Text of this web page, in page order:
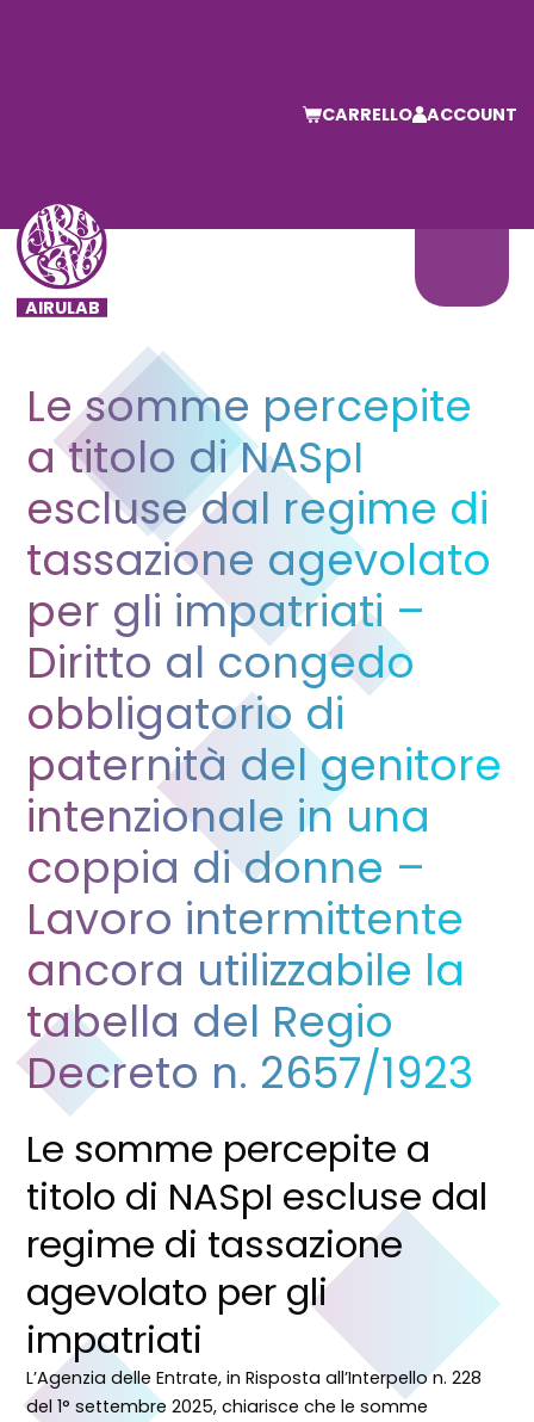
CARRELLO ACCOUNT
Le somme percepite
a titolo di NASpI
escluse dal regime di
tassazione agevolato
per gli impatriati –
Diritto al congedo
obbligatorio di
paternità del genitore
intenzionale in una
coppia di donne –
Lavoro intermittente
ancora utilizzabile la
tabella del Regio
Decreto n. 2657/1923
Le somme percepite a
titolo di NASpI escluse dal
regime di tassazione
agevolato per gli
impatriati
L’Agenzia delle Entrate, in Risposta all’Interpello n. 228
del 1° settembre 2025, chiarisce che le somme